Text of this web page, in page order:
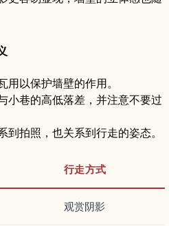
以保护墙壁的作用。
小巷的高低落差，并注意不要过
拍照，也关系到行走的姿态。
行走方式
观赏阴影